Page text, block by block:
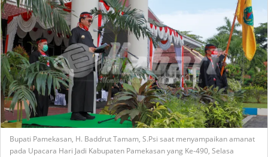
Bupati Pamekasan, H. Baddrut Tamam, S.Psi saat menyampaikan amanat
pada Upacara Hari Jadi Kabupaten Pamekasan yang Ke-490, Selasa